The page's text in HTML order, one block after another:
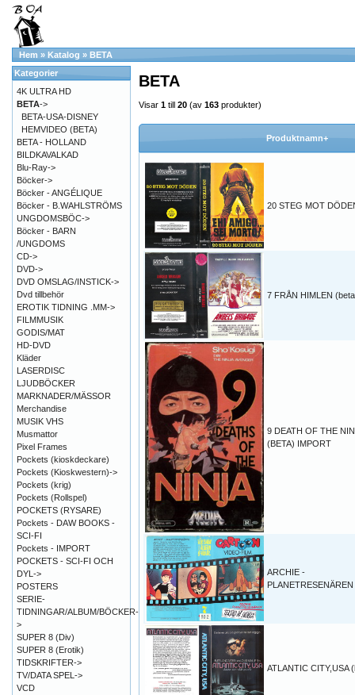
Hem » Katalog » BETA
BETA
Visar 1 till 20 (av 163 produkter)
Produktnamn+
20 STEG MOT
7 FRÅN HIMLEN
9 DEATH OF THE
(BETA) IMPORT
ARCHIE -
ATLANTIC CITY,USA
Kategorier
4K ULTRA HD
BETA->
BETA-USA-DISNEY
HEMVIDEO (BETA)
BETA - HOLLAND
BILDKAVALKAD
Blu-Ray->
Böcker->
Böcker - ANGÉLIQUE
Böcker - B.WAHLSTRÖMS
UNGDOMSBÖC->
Böcker - BARN
/UNGDOMS
CD->
DVD->
DVD OMSLAG/INSTICK->
Dvd tillbehör
EROTIK TIDNING .MM->
FILMMUSIK
GODIS/MAT
HD-DVD
Kläder
LASERDISC
LJUDBÖCKER
MARKNADER/MÄSSOR
Merchandise
MUSIK VHS
Musmattor
Pixel Frames
Pockets (kioskdeckare)
Pockets (Kioskwestern)->
Pockets (krig)
Pockets (Rollspel)
POCKETS (RYSARE)
Pockets - DAW BOOKS -
SCI-FI
Pockets - IMPORT
POCKETS - SCI-FI OCH
DYL->
POSTERS
SERIE-
TIDNINGAR/ALBUM/BÖCKER-
>
SUPER 8 (Div)
SUPER 8 (Erotik)
TIDSKRIFTER->
TV/DATA SPEL->
VCD